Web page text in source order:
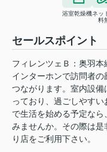
浴室乾燥機ネッ
料
セールスポイント
フィレンツェＢ：奥羽
インターホンで訪問者
つながります。室内設
っており、過ごしやす
で生活を始める予定な
みませんか。その際は
り店をご利用下さい。